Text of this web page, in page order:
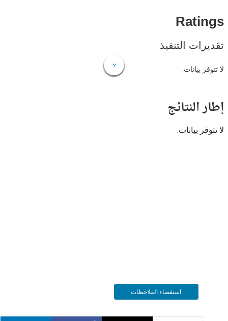
التنفيذ
بيانات.
بيانات.
استقصاء الملاحظات